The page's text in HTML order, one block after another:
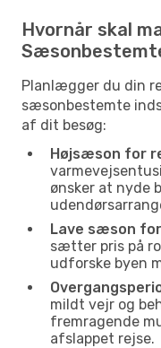
Hvornår skal
Planlægger du din
sæsonbestemte
af dit besøg:
Højsæson for
ønsker at nyde
Lave sæson
sætter pris på
udforske byen
mildt vejr og
fremragende
afslappet rejse.